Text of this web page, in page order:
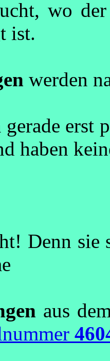
wo
ist.
werden
erst
haben
Denn sie
aus